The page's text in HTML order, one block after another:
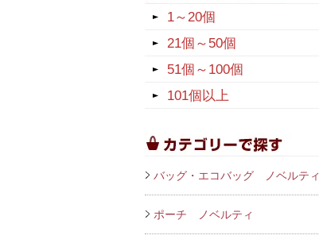
1～20個
21個～50個
51個～100個
101個以上
バッグ・エコバッグ ノベルティ
ポーチ ノベルティ